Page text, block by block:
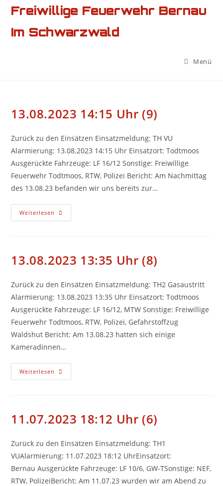
Zum
Inhalt
springen
Freiwillige Feuerwehr Bernau
Im Schwarzwald
Menü
13.08.2023 14:15 Uhr (9)
Zurück zu den Einsätzen Einsatzmeldung: TH VU
Alarmierung: 13.08.2023 14:15 Uhr Einsatzort: Todtmoos
Ausgerückte Fahrzeuge: LF 16/12 Sonstige: Freiwillige
Feuerwehr Todtmoos, RTW, Polizei Bericht: Am Nachmittag
des 13.08.23 befanden wir uns bereits zur…
Weiterlesen 13.08.2023
14:15
13.08.2023 13:35 Uhr (8)
Zurück zu den Einsätzen Einsatzmeldung: TH2 Gasaustritt
Alarmierung: 13.08.2023 13:35 Uhr Einsatzort: Todtmoos
Ausgerückte Fahrzeuge: LF 16/12, MTW Sonstige: Freiwillige
Feuerwehr Todtmoos, RTW, Polizei, Gefahrstoffzug
Waldshut Bericht: Am 13.08.23 hatten sich einige
Kameradinnen…
Weiterlesen 13.08.2023
13:35
11.07.2023 18:12 Uhr (6)
Zurück zu den Einsätzen Einsatzmeldung: TH1
VUAlarmierung: 11.07.2023 18:12 UhrEinsatzort:
Bernau Ausgerückte Fahrzeuge: LF 10/6, GW-TSonstige: NEF,
RTW, PolizeiBericht: Am 11.07.23 wurden wir am Abend zu